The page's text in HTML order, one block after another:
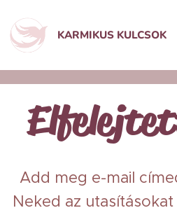
KARMIKUS KULCSOK
Add meg e-mail
Neked az